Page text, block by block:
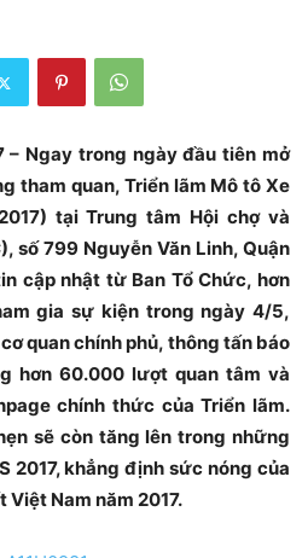
– Ngay trong ngày đầu tiên mở
tham quan, Triển lãm Mô tô Xe
tại Trung tâm Hội chợ và
số 799 Nguyễn Văn Linh, Quận
cập nhật từ Ban Tổ Chức, hơn
gia sự kiện trong ngày 4/5,
quan chính phủ, thông tấn báo
hơn 60.000 lượt quan tâm và
chính thức của Triển lãm.
sẽ còn tăng lên trong những
2017, khẳng định sức nóng của
Việt Nam năm 2017.